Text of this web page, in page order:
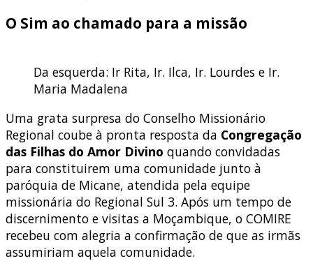
O Sim ao chamado para a missão
Da esquerda: Ir Rita, Ir. Ilca, Ir. Lourdes e Ir.
Maria Madalena
Uma grata surpresa do Conselho Missionário
Regional coube à pronta resposta da Congregação
das Filhas do Amor Divino quando convidadas
para constituirem uma comunidade junto à
paróquia de Micane, atendida pela equipe
missionária do Regional Sul 3. Após um tempo de
discernimento e visitas a Moçambique, o COMIRE
recebeu com alegria a confirmação de que as irmãs
assumiriam aquela comunidade.